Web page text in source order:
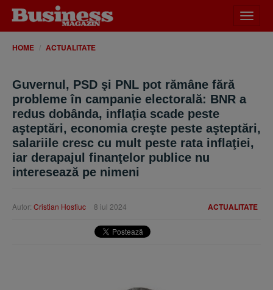
meniu
HOME ACTUALITATE
Guvernul, PSD şi PNL pot rămâne fără
probleme în campanie electorală: BNR a
redus dobânda, inflaţia scade peste
aşteptări, economia creşte peste aşteptări,
salariile cresc cu mult peste rata inflaţiei,
iar derapajul finanţelor publice nu
interesează pe nimeni
ACTUALITATE
Autor: Cristian Hostiuc 8 iul 2024